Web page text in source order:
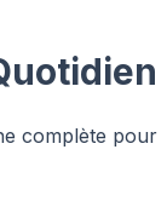
complète pour